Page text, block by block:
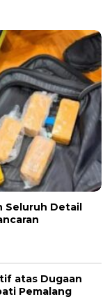
Seluruh Detail
atas Dugaan
Pemalang